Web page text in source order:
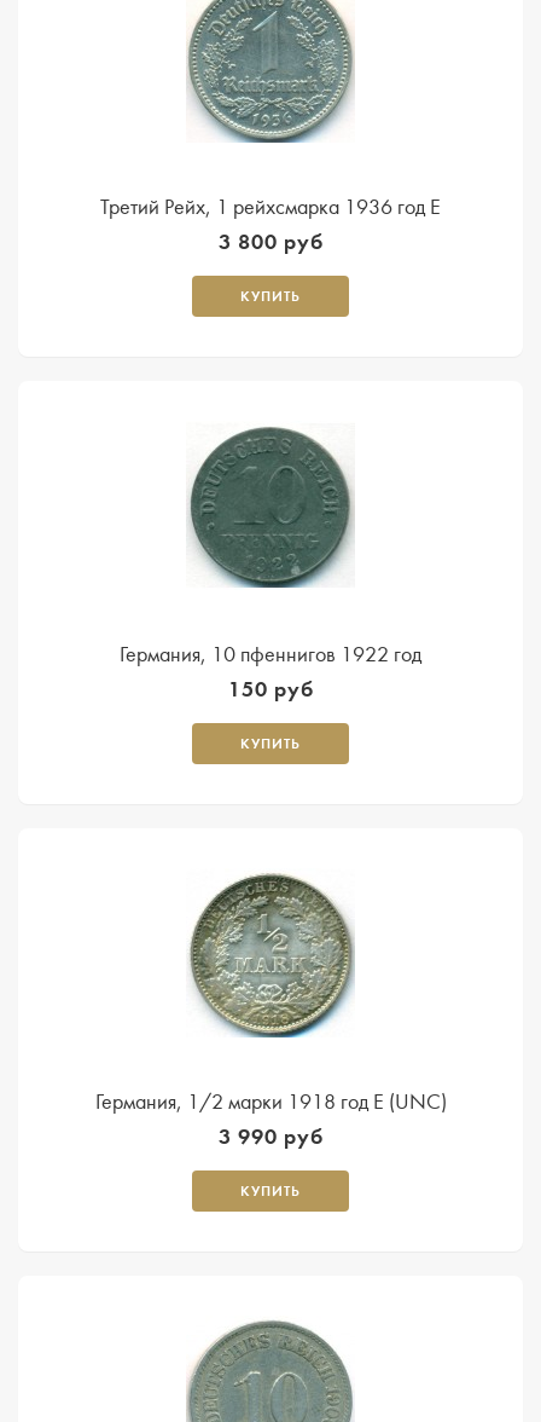
Третий Рейх, 1 рейхсмарка 1936 год E
3 800 руб
КУПИТЬ
Германия, 10 пфеннигов 1922 год
150 руб
КУПИТЬ
Германия, 1/2 марки 1918 год Е (UNC)
3 990 руб
КУПИТЬ